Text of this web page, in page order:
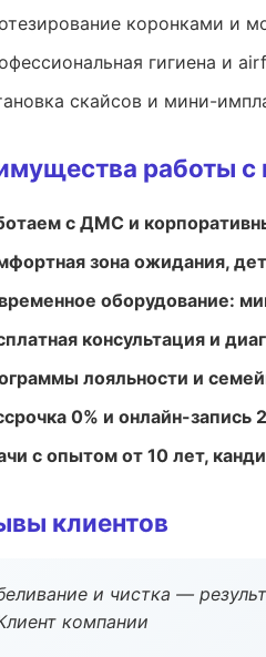
коронками и
гигиена и
скайсов и мини-
работы с
с ДМС и
зона ожидания,
оборудование:
консультация и
лояльности и
0% и онлайн-запись
с опытом от 10 лет,
клиентов
и чистка —
компании